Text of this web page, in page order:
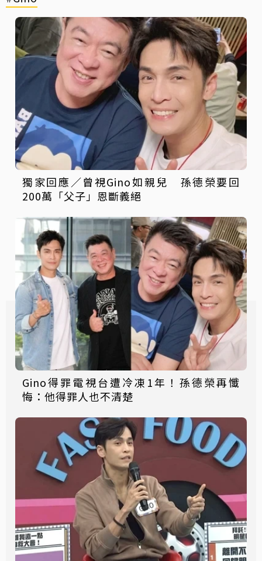
獨家回應／曾視Gino如親兒 孫德榮要回
200萬「父子」恩斷義絕
Gino得罪電視台遭冷凍1年！孫德榮再懺
悔：他得罪人也不清楚